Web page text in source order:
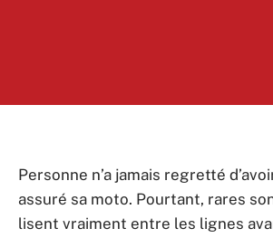
Personne n’a jamais regretté
assuré sa moto. Pourtant, rares
lisent vraiment entre les lignes